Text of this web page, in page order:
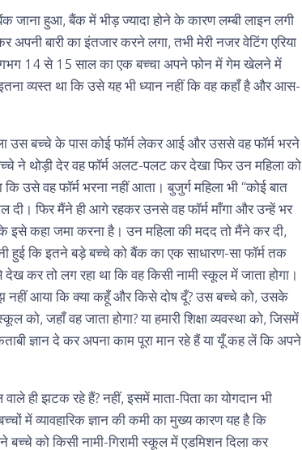
जाना हुआ, बैंक में भीड़ ज्यादा होने के कारण लम्बी लाइन लगी
अपनी बारी का इंतजार करने लगा, तभी मेरी नजर वेटिंग एरिया
14 से 15 साल का एक बच्चा अपने फोन में गेम खेलने में
व्यस्त था कि उसे यह भी ध्यान नहीं कि वह कहाँ है और आस-
उस बच्चे के पास कोई फॉर्म लेकर आई और उससे वह फॉर्म भरने
ने थोड़ी देर वह फॉर्म अलट-पलट कर देखा फिर उन महिला को
उसे वह फॉर्म भरना नहीं आता। बुजुर्ग महिला भी “कोई बात
दी। फिर मैंने ही आगे रहकर उनसे वह फॉर्म माँगा और उन्हें भर
इसे कहा जमा करना है। उन महिला की मदद तो मैंने कर दी,
हुई कि इतने बड़े बच्चे को बैंक का एक साधारण-सा फॉर्म तक
कर तो लग रहा था कि वह किसी नामी स्कूल में जाता होगा।
आया कि क्या कहूँ और किसे दोष दूँ? उस बच्चे को, उसके
को, जहाँ वह जाता होगा? या हमारी शिक्षा व्यवस्था को, जिसमें
ज्ञान दे कर अपना काम पूरा मान रहे हैं या यूँ कह लें कि अपने
ही झटक रहे हैं? नहीं, इसमें माता-पिता का योगदान भी
में व्यावहारिक ज्ञान की कमी का मुख्य कारण यह है कि
को किसी नामी-गिरामी स्कूल में एडमिशन दिला कर